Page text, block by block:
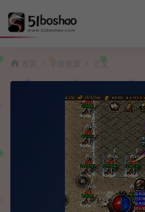
手游资源 正文